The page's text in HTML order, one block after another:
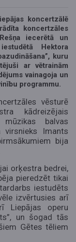
koncertzālē
koncertzāles
iecerētā un
Hektora
kuru
ar vētrainām
vainagoja un
programmu.
vēsturē
kādreizējais
balvas
virsnieks Imants
bija
orķestra bedrei,
pieredzēt tikai
iestudēts
izvērtusies arī
Liepājas operu
un šogad tās
Gētes tēliem